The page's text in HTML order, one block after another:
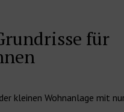
für
kleinen Wohnanlage mit